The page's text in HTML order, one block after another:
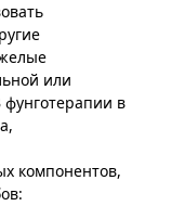
или
в
компонентов,